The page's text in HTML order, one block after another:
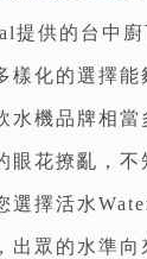
提供的台中
樣化的選擇能
水機品牌相當
眼花撩亂，不
選擇活水
出眾的水準向